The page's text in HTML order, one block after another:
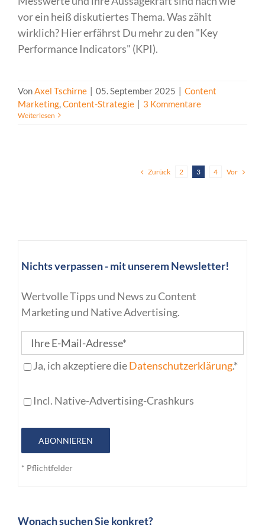
vor ein heiß diskutiertes Thema. Was zählt
wirklich? Hier erfährst Du mehr zu den "Key
Performance Indicators" (KPI).
VonAxel Tschirne | 05. September 2025 | Content
Marketing,Content-Strategie | 3 Kommentare
Weiterlesen
Zurück 2 3 4 Vor
Nichts verpassen - mit unserem Newsletter!
Wertvolle Tipps und News zu Content
Marketing und Native Advertising.
Ja, ich akzeptiere dieDatenschutzerklärung.*
Incl. Native-Advertising-Crashkurs
ABONNIEREN
* Pflichtfelder
Wonach suchen Sie konkret?